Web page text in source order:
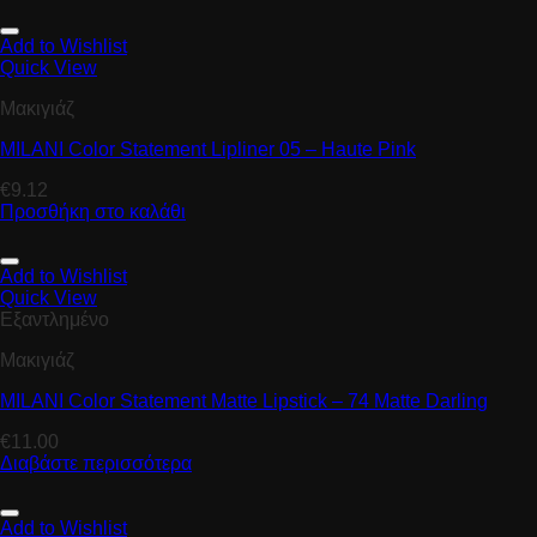
Add to Wishlist
Quick View
Μακιγιάζ
MILANI Color Statement Lipliner 05 – Haute Pink
€9.12
Προσθήκη στο καλάθι
Add to Wishlist
Quick View
Εξαντλημένο
Μακιγιάζ
MILANI Color Statement Matte Lipstick – 74 Matte Darling
€11.00
Διαβάστε περισσότερα
Add to Wishlist